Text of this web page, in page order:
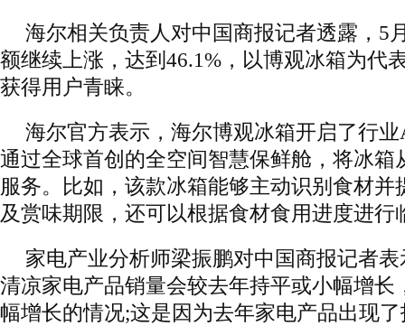
海尔相关负责人对中国商报记者透露，5
额继续上涨，达到46.1%，以博观冰箱为代
获得用户青睐。
海尔官方表示，海尔博观冰箱开启了行
通过全球首创的全空间智慧保鲜舱，将冰箱
服务。比如，该款冰箱能够主动识别食材并
及赏味期限，还可以根据食材食用进度进行
家电产业分析师梁振鹏对中国商报记者
清凉家电产品销量会较去年持平或小幅增长
幅增长的情况;这是因为去年家电产品出现